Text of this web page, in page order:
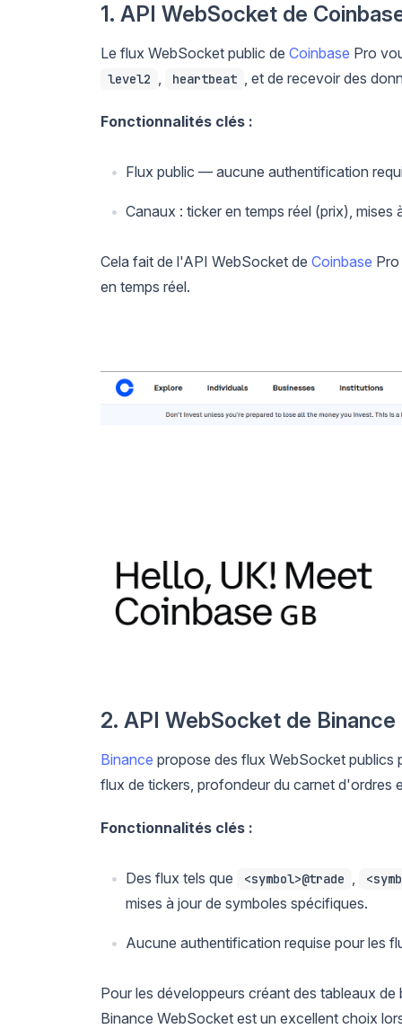
1. API WebSocket de
Le flux WebSocket public de Coinbase Pro
level2 heartbeat , et de recevoir des
Fonctionnalités clés :
Flux public — aucune authentification
Canaux : ticker en temps réel (prix),
Cela fait de l'API WebSocket de Coinbase
en temps réel.
2. API WebSocket de Binance
Binance propose des flux WebSocket publics
flux de tickers, profondeur du carnet d'ordres
Fonctionnalités clés :
Des flux tels que <symbol>@trade
mises à jour de symboles spécifiques.
Aucune authentification requise pour les
Pour les développeurs créant des tableaux
Binance WebSocket est un excellent choix